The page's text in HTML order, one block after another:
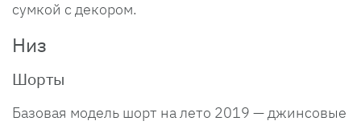
сумкой с декором.
Низ
Шорты
Базовая модель шорт на лето 2019 — джинсовые